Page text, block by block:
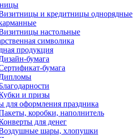
и кредитницы однорядные
настольные
символика
продукция
бумага
бумага
и призы
для оформления праздника
коробки, наполнитель
для денег
шары, хлопушки